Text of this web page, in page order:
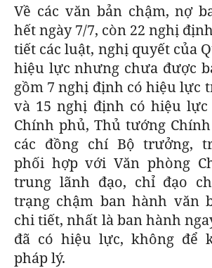
Về các văn bản chậm, nợ
hết ngày 7/7, còn 22 nghị
tiết các luật, nghị quyết của
hiệu lực nhưng chưa được
gồm 7 nghị định có hiệu lực
và 15 nghị định có hiệu lực
Chính phủ, Thủ tướng
các đồng chí Bộ trưởng,
phối hợp với Văn phòng
trung lãnh đạo, chỉ đạo
trạng chậm ban hành văn
chi tiết, nhất là ban hành
đã có hiệu lực, không để
pháp lý.